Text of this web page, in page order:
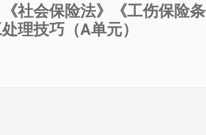
社会保险法》《工伤保险
理技巧（A单元）